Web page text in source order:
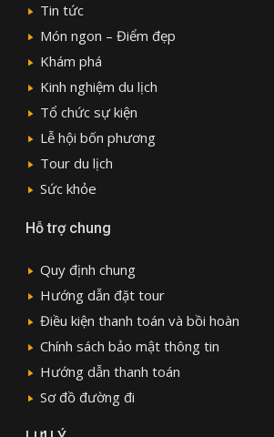
Tin tức
Món ngon – Điểm đẹp
Khám phá
Kinh nghiệm du lịch
Tổ chức sự kiện
Lễ hội bốn phương
Tour du lịch
Sức khỏe
Hỗ trợ chung
Quy định chung
Hướng dẫn đặt tour
Điều kiện thanh toán và bồi hoàn
Chính sách bảo mật thông tin
Hướng dẫn thanh toán
Sơ đồ đường đi